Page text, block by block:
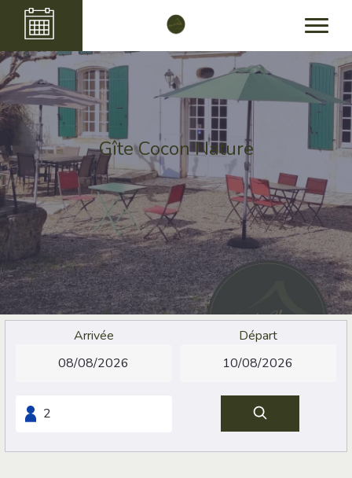
Gîte Cocon Nature
Arrivée Départ